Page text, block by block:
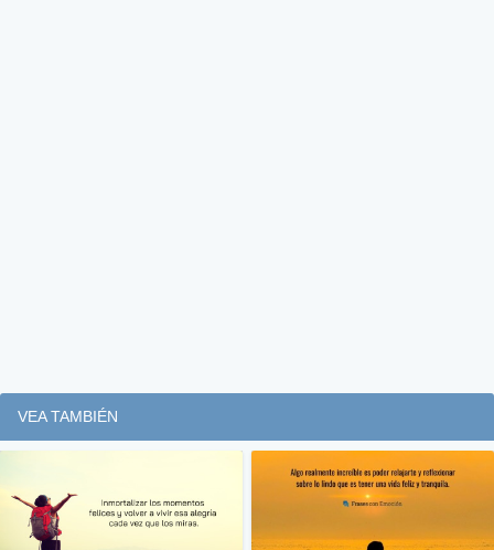
VEA TAMBIÉN